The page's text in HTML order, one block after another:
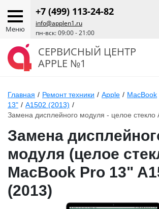
Меню
+7 (499) 113-24-82
info@applen1.ru
пн-вск: 09:00 - 21:00
СЕРВИСНЫЙ ЦЕНТР
APPLE №1
Главная / Ремонт техники / Apple / MacBook
13" / A1502 (2013) /
Замена дисплейного модуля - целое
Замена
модуля (целое
MacBook Pro 13"
(2013)